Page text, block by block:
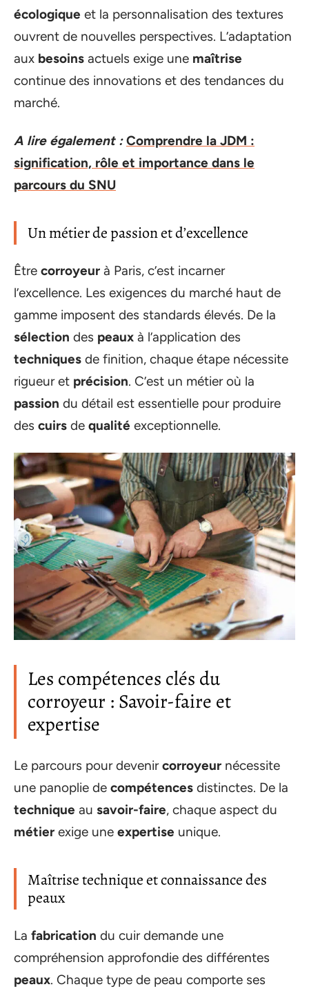
écologique et la personnalisation des textures
ouvrent de nouvelles perspectives. L’adaptation
aux besoins actuels exige une maîtrise
continue des innovations et des tendances du
marché.
A lire également : Comprendre la JDM :
signification, rôle et importance dans le
parcours du SNU
Un métier de passion et d’excellence
Être corroyeur à Paris, c’est incarner
l’excellence. Les exigences du marché haut de
gamme imposent des standards élevés. De la
sélection des peaux à l’application des
techniques de finition, chaque étape nécessite
rigueur et précision. C’est un métier où la
passion du détail est essentielle pour produire
des cuirs de qualité exceptionnelle.
Les compétences clés du
corroyeur : Savoir-faire et
expertise
Le parcours pour devenircorroyeur nécessite
une panoplie de compétences distinctes. De la
technique au savoir-faire, chaque aspect du
métier exige une expertise unique.
Maîtrise technique et connaissance des
peaux
La fabrication du cuir demande une
compréhension approfondie des différentes
peaux. Chaque type de peau comporte ses